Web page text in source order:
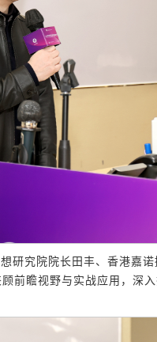
研究院院长田丰、香港嘉
前瞻视野与实战应用，深